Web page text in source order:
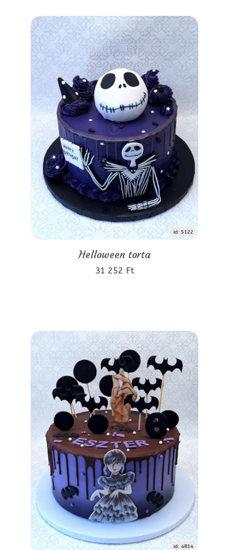
id: 5122
Helloween torta
31 252 Ft
id: 4814